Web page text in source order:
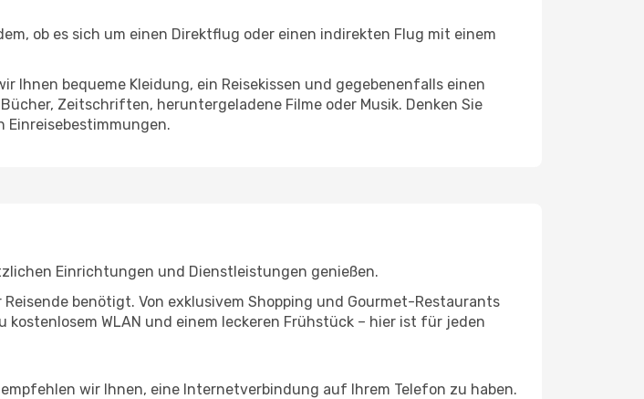
ob es sich um einen Direktflug oder einen indirekten Flug mit einem
Ihnen bequeme Kleidung, ein Reisekissen und gegebenenfalls einen
Zeitschriften, heruntergeladene Filme oder Musik. Denken Sie
Einreisebestimmungen.
Einrichtungen und Dienstleistungen genießen.
benötigt. Von exklusivem Shopping und Gourmet-Restaurants
WLAN und einem leckeren Frühstück – hier ist für jeden
wir Ihnen, eine Internetverbindung auf Ihrem Telefon zu haben.